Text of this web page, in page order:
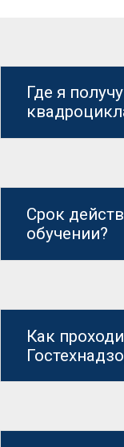
Где я
Срок
обучении?
Как